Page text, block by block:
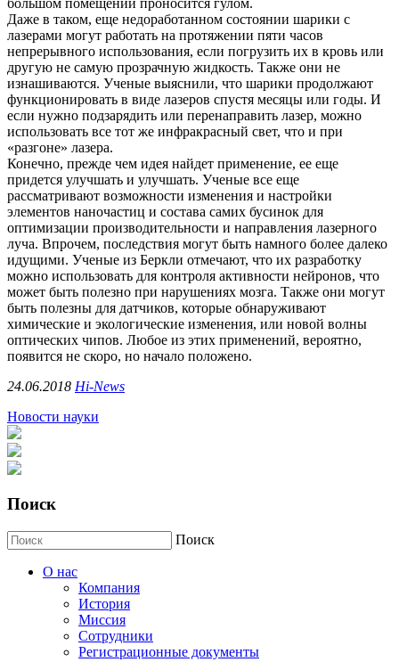
Даже в таком, еще недоработанном состоянии шарики с
лазерами могут работать на протяжении пяти часов
непрерывного использования, если погрузить их в кровь или
другую не самую прозрачную жидкость. Также они не
изнашиваются. Ученые выяснили, что шарики продолжают
функционировать в виде лазеров спустя месяцы или годы. И
если нужно подзарядить или перенаправить лазер, можно
использовать все тот же инфракрасный свет, что и при
«разгоне» лазера.
Конечно, прежде чем идея найдет применение, ее еще
придется улучшать и улучшать. Ученые все еще
рассматривают возможности изменения и настройки
элементов наночастиц и состава самих бусинок для
оптимизации производительности и направления лазерного
луча. Впрочем, последствия могут быть намного более далеко
идущими. Ученые из Беркли отмечают, что их разработку
можно использовать для контроля активности нейронов, что
может быть полезно при нарушениях мозга. Также они могут
быть полезны для датчиков, которые обнаруживают
химические и экологические изменения, или новой волны
оптических чипов. Любое из этих применений, вероятно,
появится не скоро, но начало положено.
24.06.2018 Hi-News
Новости науки
Поиск
Поиск
О нас
Компания
История
Миссия
Сотрудники
Регистрационные документы